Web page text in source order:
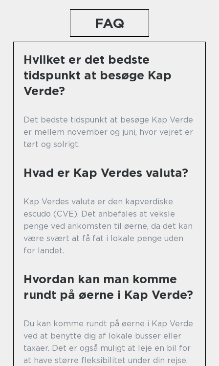
FAQ
Hvilket er det bedste
tidspunkt at besøge Kap
Verde?
Det bedste tidspunkt at besøge Kap Verde
er mellem november og juni, hvor vejret er
tørt og solrigt.
Hvad er Kap Verdes valuta?
Kap Verdes valuta er den kapverdiske
escudo (CVE). Det anbefales at veksle
penge ved ankomsten til øerne, da det kan
være svært at få fat i lokale penge uden
for landet.
Hvordan kan man komme
rundt på øerne i Kap Verde?
Du kan komme rundt på øerne i Kap Verde
ved at benytte dig af lokale busser eller
taxaer. Det er også muligt at leje en bil for
at have større fleksibilitet under din rejse.